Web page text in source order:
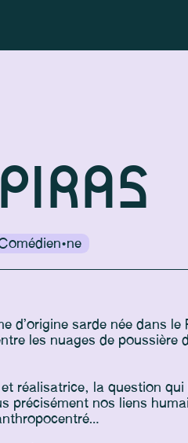
d’origine sarde née dans le
les nuages de poussière
réalisatrice, la question qui
précisément nos liens